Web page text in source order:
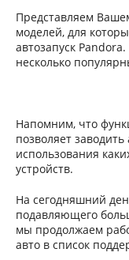
Представляем
моделей, для
автозапуск
несколько
Напомним, что
позволяет
использования
устройств.
На сегодняшний
подавляющего
мы продолжаем
авто в список